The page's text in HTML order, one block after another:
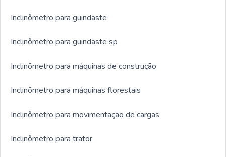
Inclinômetro para guindaste
Inclinômetro para guindaste sp
Inclinômetro para máquinas de construção
Inclinômetro para máquinas florestais
Inclinômetro para movimentação de cargas
Inclinômetro para trator